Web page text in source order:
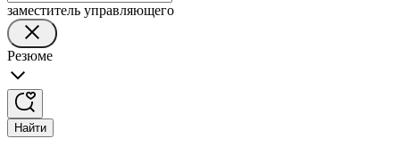
заместитель управляющего
Резюме
Найти